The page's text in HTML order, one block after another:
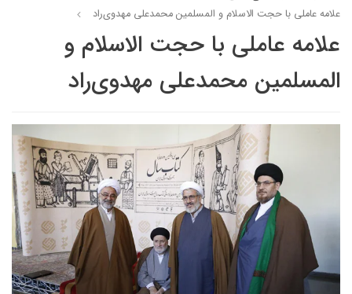
علامه عاملي با حجت الاسلام و المسلمین محمدعلی مهدوی‌راد
علامه عاملي با حجت الاسلام و
المسلمین محمدعلی مهدوی‌راد